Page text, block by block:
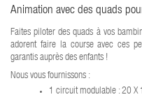
Animation avec des quads
Faites piloter des quads à vos
adorent faire la course avec ces
garantis auprès des enfants !
Nous vous fournissons :
1 circuit modulable : 20 X